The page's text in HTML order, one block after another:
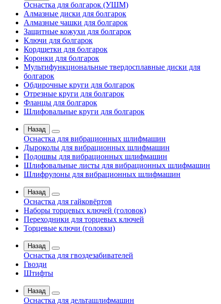
Оснастка для болгарок (УШМ)
Алмазные диски для болгарок
Алмазные чашки для болгарок
Защитные кожухи для болгарок
Ключи для болгарок
Кордщетки для болгарок
Коронки для болгарок
Мультифункциональные твердосплавные диски для
болгарок
Обдирочные круги для болгарок
Отрезные круги для болгарок
Фланцы для болгарок
Шлифовальные круги для болгарок
Назад
Оснастка для вибрационных шлифмашин
Дыроколы для вибрационных шлифмашин
Подошвы для вибрационных шлифмашин
Шлифовальные листы для вибрационных шлифмашин
Шлифрулоны для вибрационных шлифмашин
Назад
Оснастка для гайковёртов
Наборы торцевых ключей (головок)
Переходники для торцевых ключей
Торцевые ключи (головки)
Назад
Оснастка для гвоздезабивателей
Гвозди
Штифты
Назад
Оснастка для дельташлифмашин